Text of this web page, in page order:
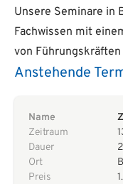
Unsere Seminare in
Fachwissen mit
von
Anstehende
Name
Zeitraum
Dauer
Ort
Preis